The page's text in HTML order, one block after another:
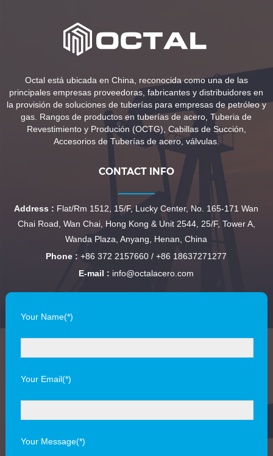
Octal está ubicada en China, reconocida como una de las
principales empresas proveedoras, fabricantes y distribuidores en
la provisión de soluciones de tuberías para empresas de petróleo y
gas. Rangos de productos en tuberías de acero, Tuberia de
Revestimiento y Produción (OCTG), Cabillas de Succión,
Accesorios de Tuberías de acero, válvulas.
CONTACT INFO
Address : Flat/Rm 1512, 15/F, Lucky Center, No. 165-171 Wan
Chai Road, Wan Chai, Hong Kong & Unit 2544, 25/F, Tower A,
Wanda Plaza, Anyang, Henan, China
Phone : +86 372 2157660 / +86 18637271277
E-mail : info@octalacero.com
Your Name(*)
Your Email(*)
Your Message(*)